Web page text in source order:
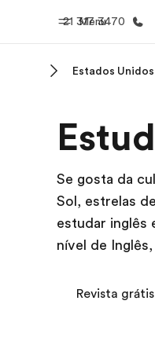
Menu
21 317 3470
Bem-
Estados Unidos
Se gosta da
Sol, estrelas
estudar inglês
nível de
Revista grátis